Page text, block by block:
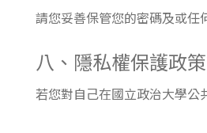
請您妥善保管您的密碼及或任
八、隱私權保護政
若您對自己在國立政治大學公